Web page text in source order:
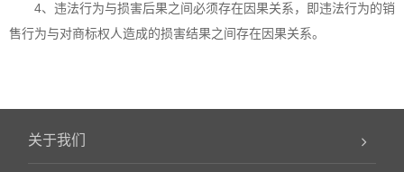
4、违法行为与损害后果之间必须存在因果关系，即违法行为的销
售行为与对商标权人造成的损害结果之间存在因果关系。
关于我们